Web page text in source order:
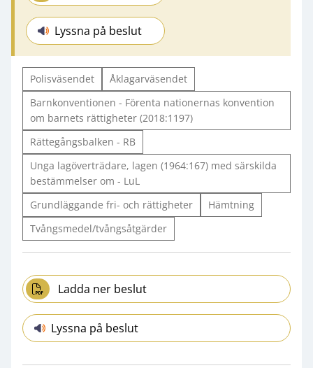
Lyssna på beslut
Polisväsendet
Åklagarväsendet
Barnkonventionen - Förenta nationernas konvention
om barnets rättigheter (2018:1197)
Rättegångsbalken - RB
Unga lagöverträdare, lagen (1964:167) med särskilda
bestämmelser om - LuL
Grundläggande fri- och rättigheter
Hämtning
Tvångsmedel/tvångsåtgärder
Ladda ner beslut
Lyssna på beslut